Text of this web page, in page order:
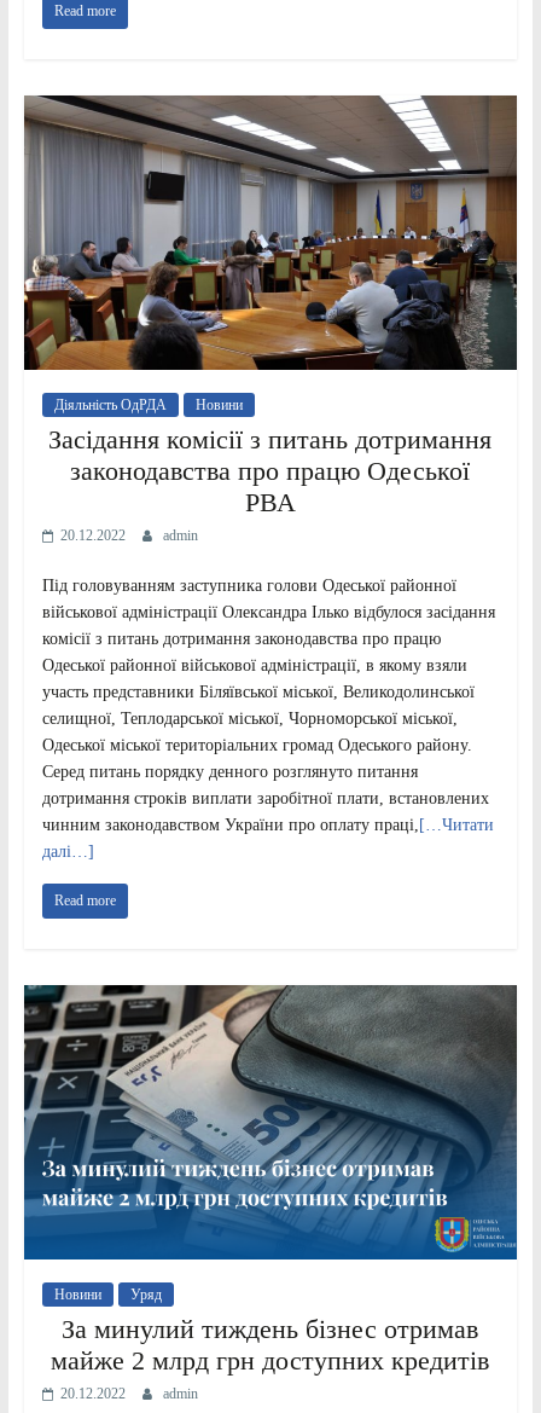
Read more
Діяльність ОдРДА Новини
Засідання комісії з питань дотримання
законодавства про працю Одеської
РВА
20.12.2022 admin
Під головуванням заступника голови Одеської районної
військової адміністрації Олександра Ілько відбулося засідання
комісії з питань дотримання законодавства про працю
Одеської районної військової адміністрації, в якому взяли
участь представники Біляївської міської, Великодолинської
селищної, Теплодарської міської, Чорноморської міської,
Одеської міської територіальних громад Одеського району.
Серед питань порядку денного розглянуто питання
дотримання строків виплати заробітної плати, встановлених
чинним законодавством України про оплату праці, […Читати
далі…]
Read more
Новини Уряд
За минулий тиждень бізнес отримав
майже 2 млрд грн доступних кредитів
20.12.2022 admin